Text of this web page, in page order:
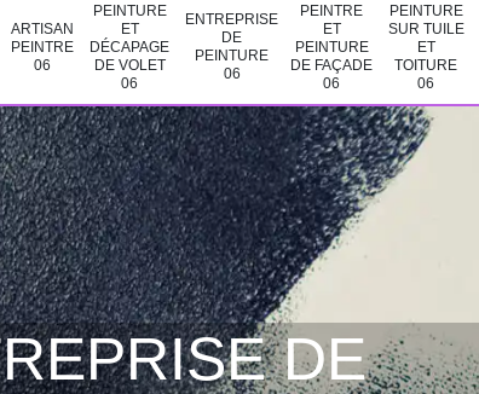
ARTISAN
PEINTRE
06
PEINTURE
ET
DÉCAPAGE
DE VOLET
06
ENTREPRISE
DE
PEINTURE
06
PEINTRE
ET
PEINTURE
DE FAÇADE
06
PEINTURE
SUR TUILE
ET
TOITURE
06
DE